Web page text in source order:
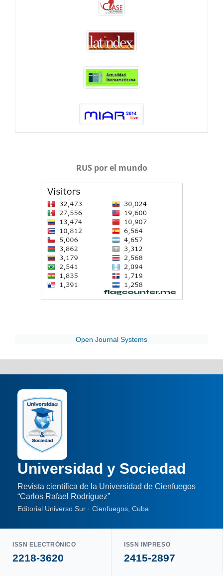
RUS por el mundo
Open Journal Systems
Universidad y Sociedad
Revista científica de la Universidad de Cienfuegos
“Carlos Rafael Rodríguez”
Editorial Universo Sur · Cienfuegos, Cuba
ISSN ELECTRÓNICO
2218-3620
ISSN IMPRESO
2415-2897